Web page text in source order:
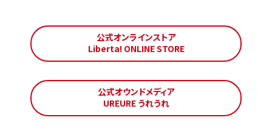
公式オンラインストア
Liberta! ONLINE STORE
公式オウンドメディア
UREURE うれうれ